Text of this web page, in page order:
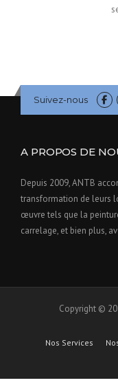
Suivez-nous
A PROPOS DE
Depuis 2009, ANTB
transformation de leurs
œuvre tels que la
carrelage, et bien plus,
Copyright ©
Nos Services